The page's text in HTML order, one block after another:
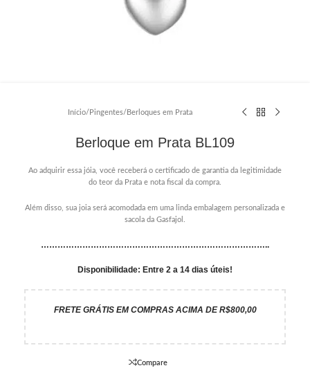
Início/ Pingentes/ Berloques em Prata
Berloque em Prata BL109
Ao adquirir essa jóia, você receberá o certificado de garantia da legitimidade
do teor da Prata e nota fiscal da compra.
Além disso, sua joia será acomodada em uma linda embalagem personalizada e
sacola da Gasfajol.
………………………………………………………………………..
Disponibilidade: Entre 2 a 14 dias úteis!
FRETE GRÁTIS EM COMPRAS ACIMA DE R$800,00
Compare